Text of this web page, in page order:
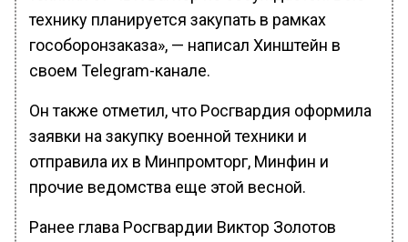
технику планируется закупать в рамках
гособоронзаказа», — написал Хинштейн в
своем Telegram-канале.
Он также отметил, что Росгвардия оформила
заявки на закупку военной техники и
отправила их в Минпромторг, Минфин и
прочие ведомства еще этой весной.
Ранее глава Росгвардии Виктор Золотов